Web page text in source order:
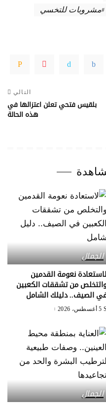
مشروبات للتخسي
التالي
بلقيس فتحي تعلن اعتزالها في
هذه الحالة
الجمال
لاستعادة نعومة القدمين
من تشققات الكعبين
الصيف.. دليلك الشامل
5 أغسطس، 2026
الجمال